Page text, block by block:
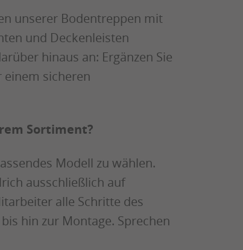
unserer Bodentreppen mit
und Deckenleisten
hinaus an: Ergänzen Sie
sicheren
Sortiment?
Modell zu wählen.
ausschließlich auf
alle Schritte des
hin zur Montage. Sprechen